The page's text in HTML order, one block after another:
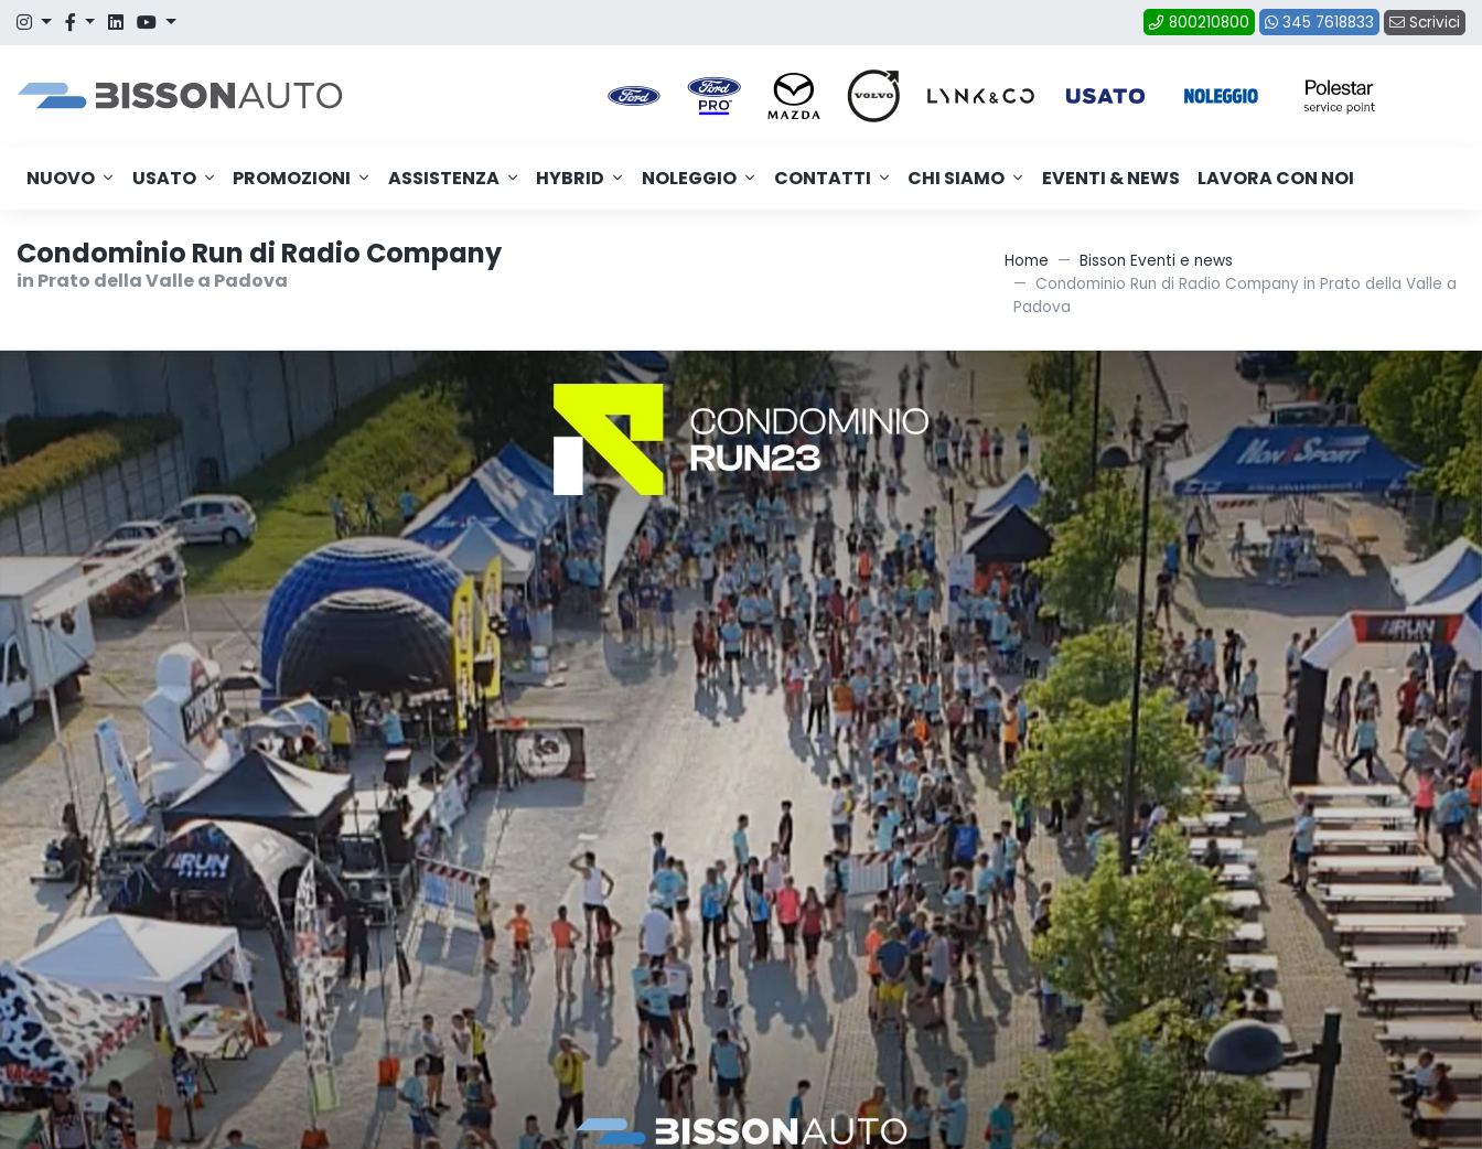
800210800 345 7618833 Scrivici
NUOVO USATO PROMOZIONI ASSISTENZA HYBRID NOLEGGIO CONTATTI CHI SIAMO EVENTI & NEWS LAVORA CON NOI
Condominio Run di Radio Company
in Prato della Valle a Padova
Home
Bisson Eventi e news
Condominio Run di Radio Company in Prato della Valle a
Padova